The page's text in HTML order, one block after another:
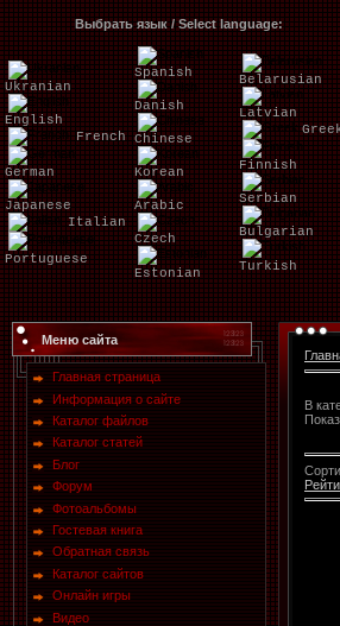
Выбрать язык / Select language:
Ukranian
English
French
German
Japanese
Italian
Portuguese
Spanish
Danish
Chinese
Korean
Arabic
Czech
Estonian
Belarusian
Latvian
Finnish
Serbian
Bulgarian
Turkish
Меню сайта
Главная страница
Информация о сайте
Каталог файлов
Каталог статей
Блог
Форум
Фотоальбомы
Гостевая книга
Обратная связь
Каталог сайтов
Онлайн игры
Видео
В